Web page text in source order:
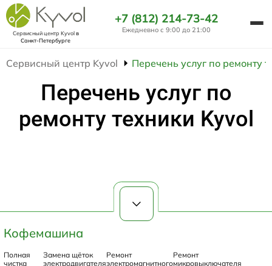
Сервисный центр Kyvolв
Санкт-Петербурге
+7 (812) 214-73-42
Ежедневно с 9:00 до 21:00
Сервисный центр Kyvol Перечень услуг по ремонту
Перечень услуг по
ремонту техники Kyvol
Кофемашина
Полная
чистка
Замена щёток
электродвигателя
Ремонт
электромагнитного
Ремонт
микровыключателя